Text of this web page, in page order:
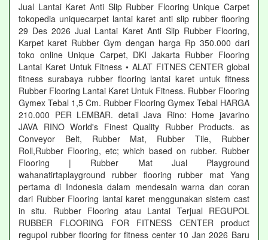
Jual Lantai Karet Anti Slip Rubber Flooring Unique Carpet
tokopedia uniquecarpet lantai karet anti slip rubber flooring
29 Des 2026 Jual Lantai Karet Anti Slip Rubber Flooring,
Karpet karet Rubber Gym dengan harga Rp 350.000 dari
toko online Unique Carpet, DKI Jakarta Rubber Flooring
Lantai Karet Untuk Fitness • ALAT FITNES CENTER global
fitness surabaya rubber flooring lantai karet untuk fitness
Rubber Flooring Lantai Karet Untuk Fitness. Rubber Flooring
Gymex Tebal 1,5 Cm. Rubber Flooring Gymex Tebal HARGA
210.000 PER LEMBAR. detail Java Rino: Home javarino
JAVA RINO World's Finest Quality Rubber Products. as
Conveyor Belt, Rubber Mat, Rubber Tile, Rubber
Roll,Rubber Flooring, etc; which based on rubber. Rubber
Flooring | Rubber Mat Jual Playground
wahanatirtaplayground rubber flooring rubber mat Yang
pertama di Indonesia dalam mendesain warna dan coran
dari Rubber Flooring lantai karet menggunakan sistem cast
in situ. Rubber Flooring atau Lantai Terjual REGUPOL
RUBBER FLOORING FOR FITNESS CENTER product
regupol rubber flooring for fitness center 10 Jan 2026 Baru